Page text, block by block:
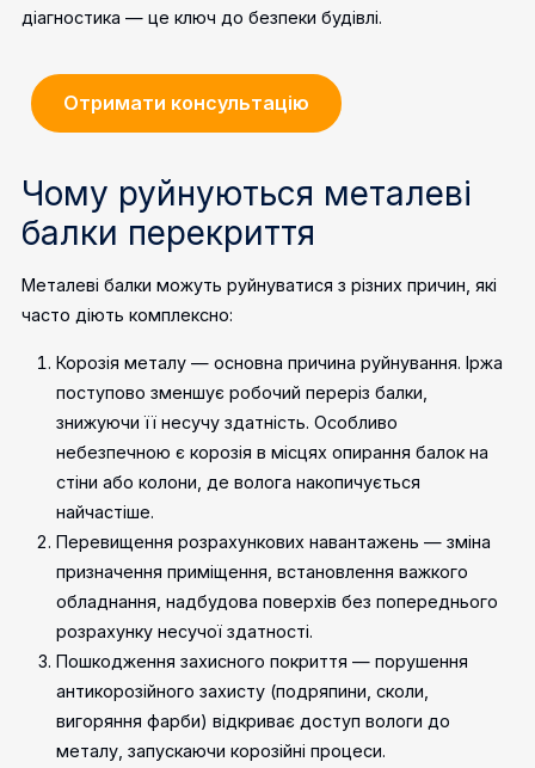
діагностика — це ключ до безпеки будівлі.
Отримати консультацію
Чому руйнуються металеві
балки перекриття
Металеві балки можуть руйнуватися з різних причин, які
часто діють комплексно:
Корозія металу — основна причина руйнування. Іржа
поступово зменшує робочий переріз балки,
знижуючи її несучу здатність. Особливо
небезпечною є корозія в місцях опирання балок на
стіни або колони, де волога накопичується
найчастіше.
Перевищення розрахункових навантажень — зміна
призначення приміщення, встановлення важкого
обладнання, надбудова поверхів без попереднього
розрахунку несучої здатності.
Пошкодження захисного покриття — порушення
антикорозійного захисту (подряпини, сколи,
вигоряння фарби) відкриває доступ вологи до
металу, запускаючи корозійні процеси.